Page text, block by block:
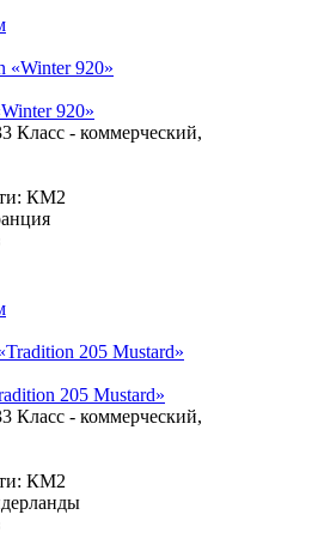
920»
Класс - коммерческий,
КМ2
205 Mustard»
Класс - коммерческий,
КМ2